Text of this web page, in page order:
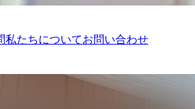
私たちについてお問い合わせ